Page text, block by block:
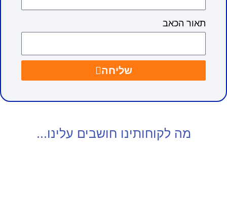
תאור הכאב
שליחה
מה לקוחותינו חושבים עלינו...